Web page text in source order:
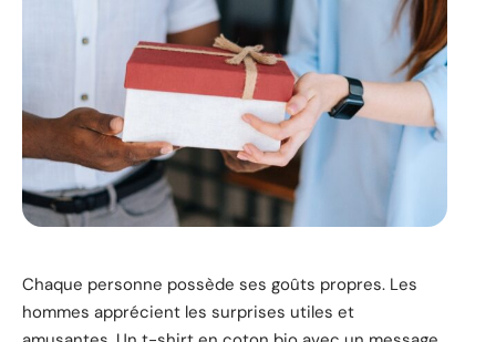
Chaque personne possède ses goûts propres. Les
hommes apprécient les surprises utiles et